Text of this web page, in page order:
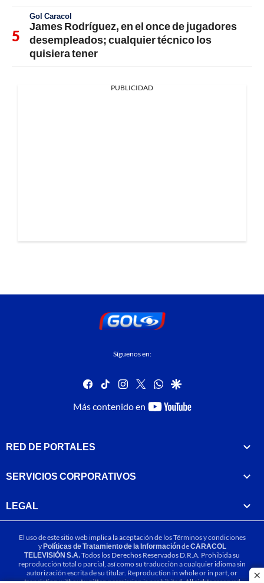
Gol Caracol
James Rodríguez, en el once de jugadores
desempleados; cualquier técnico los
quisiera tener
PUBLICIDAD
Síguenos en:
facebook
tiktok instagram
twitterwhatsapp
google
Más contenido en
youtube-
RED DE PORTALES
SERVICIOS CORPORATIVOS
LEGAL
El uso de este sitio web implica la aceptación de losTérminos y condiciones
yPolíticas de Tratamiento de la InformacióndeCARACOL
TELEVISIÓN S.A.Todos los Derechos Reservados D.R.A. Prohibida su
reproducción total o parcial, así como su traducción a cualquier idioma sin
autorización escrita de su titular. Reproduction in whole or in part, or